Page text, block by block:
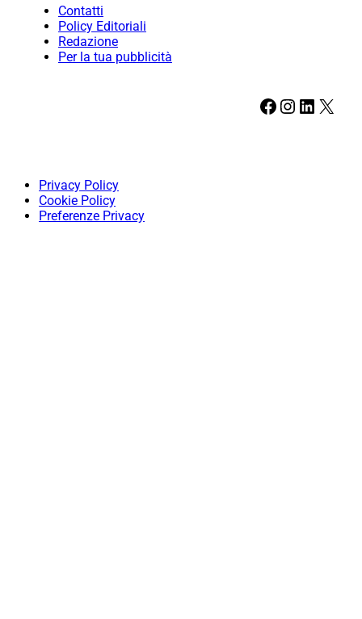
Contatti
Policy Editoriali
Redazione
Per la tua pubblicità
Facebook Instagram LinkedIn X
Privacy Policy
Cookie Policy
Preferenze Privacy